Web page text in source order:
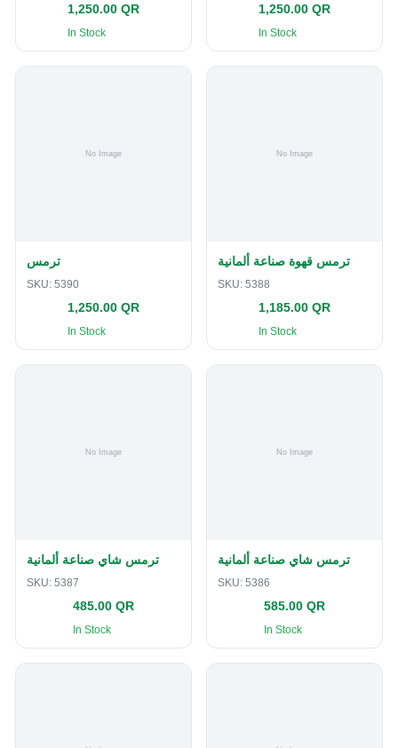
1,250.00 QR
In Stock
1,250.00 QR
In Stock
ترمس
SKU: 5390
1,250.00 QR
In Stock
ترمس قهوة صناعة ألمانية
SKU: 5388
1,185.00 QR
In Stock
ترمس شاي صناعة ألمانية
SKU: 5387
485.00 QR
In Stock
ترمس شاي صناعة ألمانية
SKU: 5386
585.00 QR
In Stock